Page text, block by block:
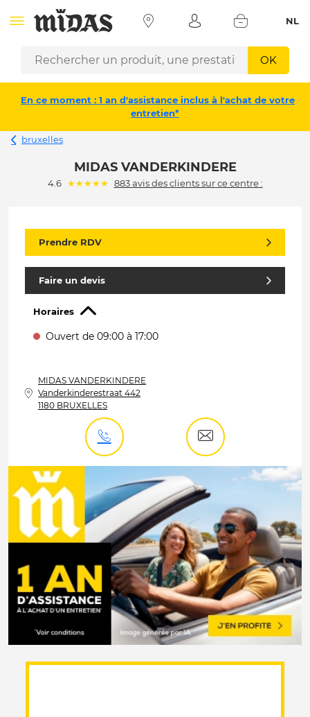
NL
OK
En ce moment : 1 an d'assistance inclus à l'achat de votre
entretien*
bruxelles
MIDAS VANDERKINDERE
4.6 (*)
★(*)
★(*)
★(*)
★(*)
★ 883 avis des clients sur ce centre :
Prendre RDV
Faire un devis
Horaires
Ouvert de 09:00 à 17:00
MIDAS VANDERKINDERE
Vanderkinderestraat 442
1180 BRUXELLES